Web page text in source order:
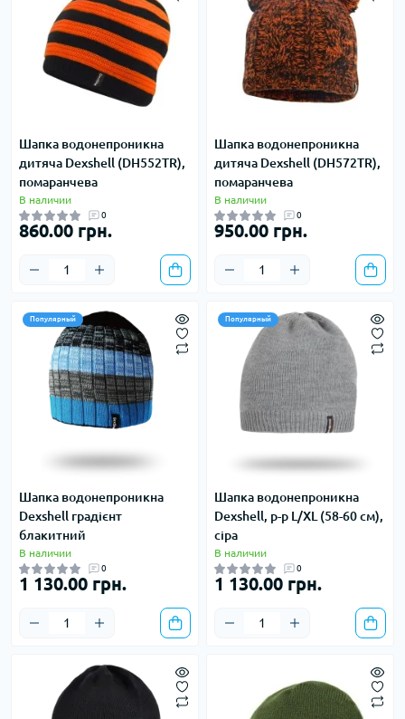
Шапка водонепроникна
дитяча Dexshell (DH552TR),
помаранчева
В наличии
0
860.00 грн.
Шапка водонепроникна
дитяча Dexshell (DH572TR),
помаранчева
В наличии
0
950.00 грн.
Популярный
Шапка водонепроникна
Dexshell градієнт
блакитний
В наличии
0
1 130.00 грн.
Популярный
Шапка водонепроникна
Dexshell, р-р L/XL (58-60 см),
сіра
В наличии
0
1 130.00 грн.